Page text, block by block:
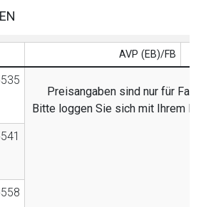
AVP (EB)/FB
Preisangaben sind nur für
Bitte loggen Sie sich mit Ihrem